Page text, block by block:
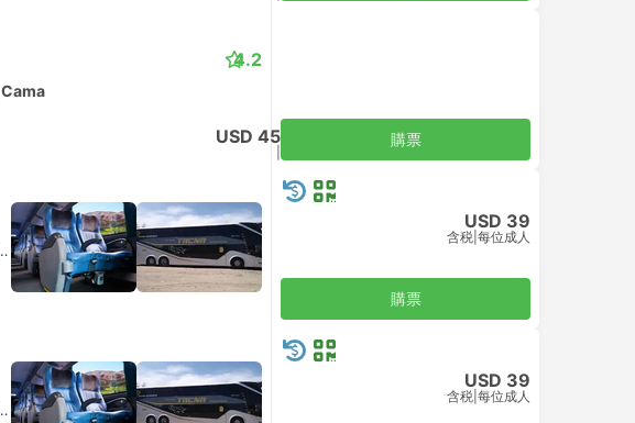
Cama
4.2
USD 45 購票
空調座位
USD 39
含税 每位成人
購票
空調座位
USD 39
含税 每位成人